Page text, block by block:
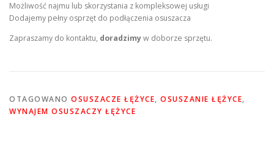
Możliwość najmu lub skorzystania z kompleksowej usługi
Dodajemy pełny osprzęt do podłączenia osuszacza
Zapraszamy do kontaktu, doradzimyw doborze sprzętu.
OTAGOWANO OSUSZACZE ŁĘŻYCE, OSUSZANIE ŁĘŻYCE,
WYNAJEM OSUSZACZY ŁĘŻYCE